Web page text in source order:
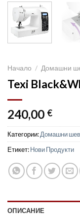
Начало / Домашни
Texi
240,00 €
Категории:Домашни
Етикет:Нови Продукти
ОПИСАНИЕ